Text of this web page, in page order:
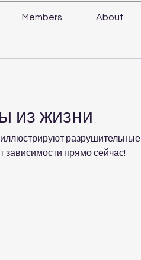
Members About
из жизни
разрушительные
зависимости прямо сейчас!